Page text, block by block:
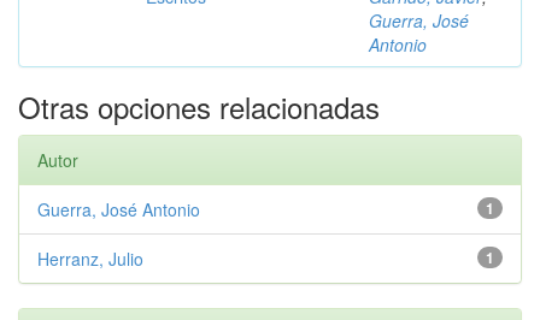
Guerra, José
Antonio
Otras opciones relacionadas
Autor
1
Guerra, José Antonio
1
Herranz, Julio